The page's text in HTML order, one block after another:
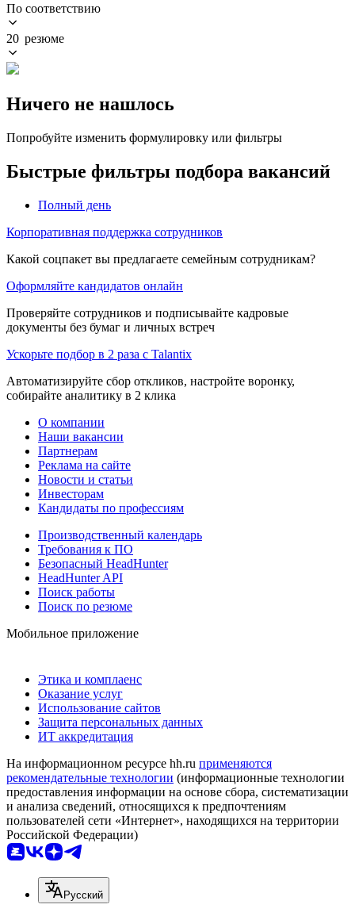
По соответствию
20 резюме
Ничего не нашлось
Попробуйте изменить формулировку или фильтры
Быстрые фильтры подбора вакансий
Полный день
Корпоративная поддержка сотрудников
Какой соцпакет вы предлагаете семейным сотрудникам?
Оформляйте кандидатов онлайн
Проверяйте сотрудников и подписывайте кадровые
документы без бумаг и личных встреч
Ускорьте подбор в 2 раза с Talantix
Автоматизируйте сбор откликов, настройте воронку,
собирайте аналитику в 2 клика
О компании
Наши вакансии
Партнерам
Реклама на сайте
Новости и статьи
Инвесторам
Кандидаты по профессиям
Производственный календарь
Требования к ПО
Безопасный HeadHunter
HeadHunter API
Поиск работы
Поиск по резюме
Мобильное приложение
Этика и комплаенс
Оказание услуг
Использование сайтов
Защита персональных данных
ИТ аккредитация
На информационном ресурсе hh.ru применяются
рекомендательные технологии (информационные технологии
предоставления информации на основе сбора, систематизации
и анализа сведений, относящихся к предпочтениям
пользователей сети «Интернет», находящихся на территории
Российской Федерации)
Русский